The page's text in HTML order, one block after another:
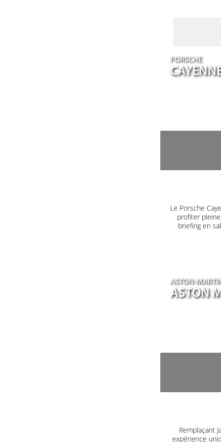
PORSCHE
Le Porsche
profiter
briefing en
ASTON-
ASTON
Remplaçant
expérience